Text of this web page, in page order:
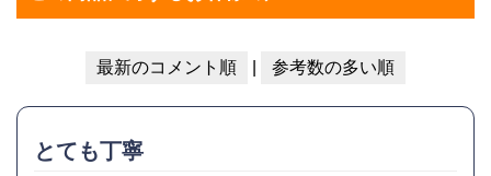
最新のコメント順 参考数の多い順
とても丁寧